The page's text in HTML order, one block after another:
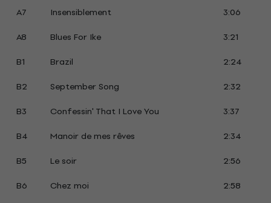
A7 Insensiblement
3:06
A8
Blues For Ike
3:21
B1
Brazil
2:24
B2
September Song
2:32
B3
Confessin' That I Love You
3:37
B4
Manoir de mes rêves
2:34
B5
Le soir
2:56
B6
Chez moi
2:58